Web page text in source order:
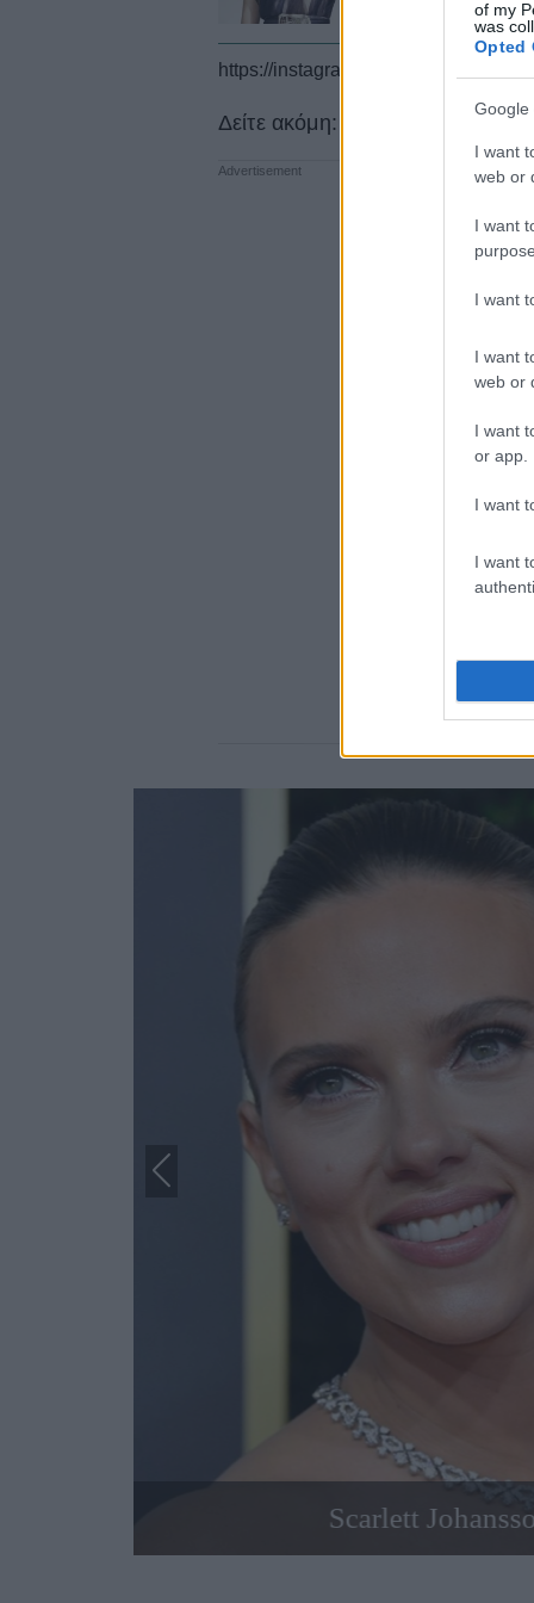
of my
was
Opted
Google
I want
web or
I want
I want
I want
web or
I want
or app.
I want
I want
https://instagram.com/p/
Δείτε ακόμη: Golden Globes
Scarlett